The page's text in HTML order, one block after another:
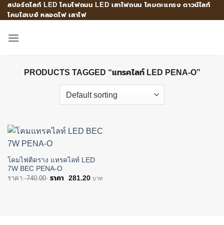
Skip
to
สปอร์ตไลท์ LED โคมไฟถนน LED เสาไฟถนน โคมตะแกรง ดาวน์ไลท์
โคมไฮเบย์ หลอดไฟ เสาไฟ
PRODUCTS TAGGED “แทรคไลท์ LED PENA-O”
โคมไฟติดราง แทรคไลท์ LED
7W BEC PENA-O
740.00 Original281.20Current
บาท